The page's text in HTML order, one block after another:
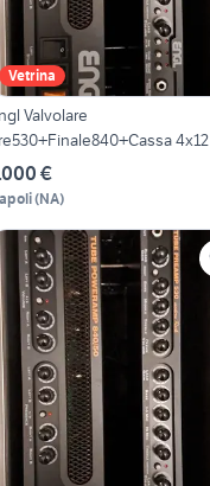
Vetrina
Valvolare
4x12
€
(NA)